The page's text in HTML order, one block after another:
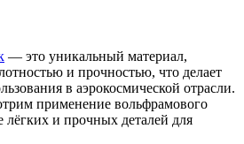
— это уникальный материал,
и прочностью, что делает
в аэрокосмической отрасли.
применение вольфрамового
лёгких и прочных деталей для